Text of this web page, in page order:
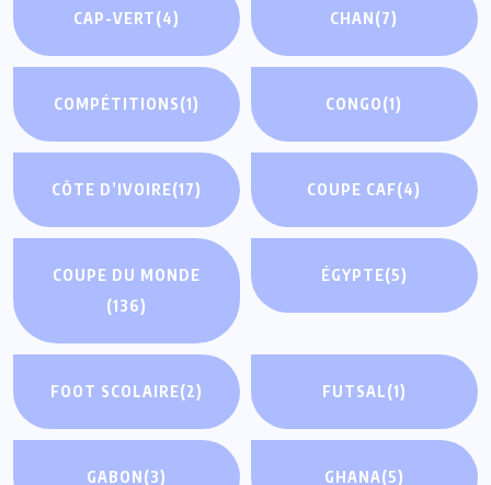
CAP-VERT(4) CHAN(7)
COMPÉTITIONS(1) CONGO(1)
CÔTE D’IVOIRE(17) COUPE CAF(4)
COUPE DU MONDE
(136)
ÉGYPTE(5)
FOOT SCOLAIRE(2) FUTSAL(1)
GABON(3) GHANA(5)